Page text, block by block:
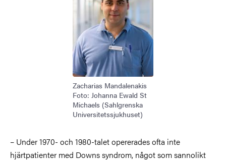
Zacharias Mandalenakis
Foto: Johanna Ewald St
Michaels (Sahlgrenska
Universitetssjukhuset)
– Under 1970- och 1980-talet opererades ofta inte
hjärtpatienter med Downs syndrom, något som sannolikt